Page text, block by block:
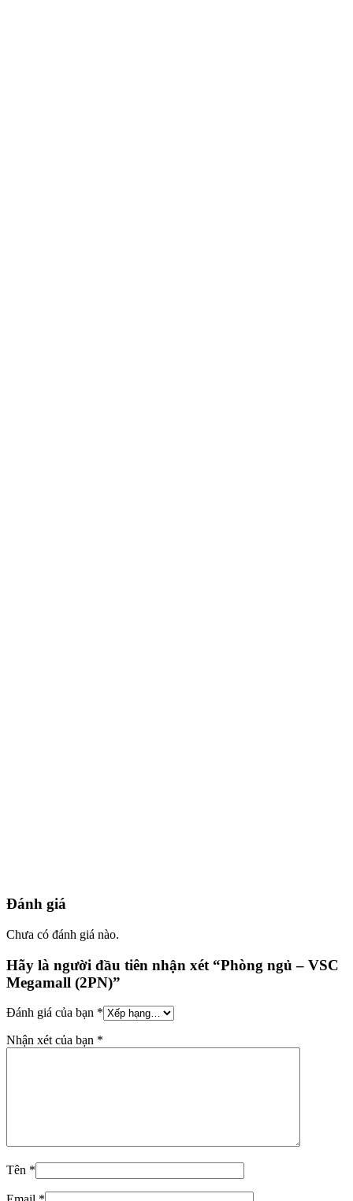
Đánh giá
Chưa có đánh giá nào.
Hãy là người đầu tiên nhận xét “Phòng ngủ – VSC
Megamall (2PN)”
Đánh giá của bạn *
Nhận xét của bạn *
Tên *